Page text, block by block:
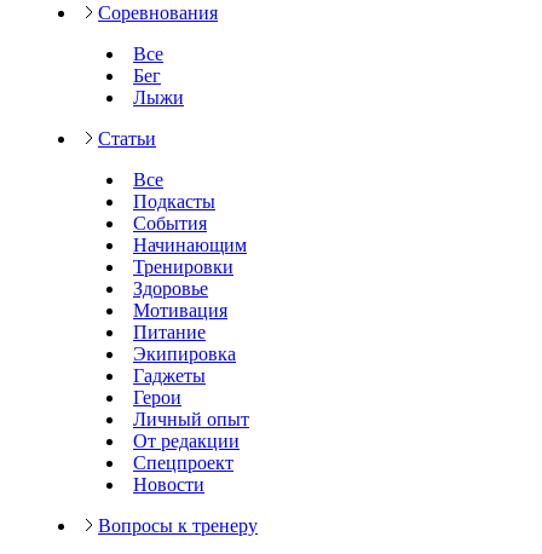
Соревнования
Все
Бег
Лыжи
Статьи
Все
Подкасты
События
Начинающим
Тренировки
Здоровье
Мотивация
Питание
Экипировка
Гаджеты
Герои
Личный опыт
От редакции
Спецпроект
Новости
Вопросы к тренеру